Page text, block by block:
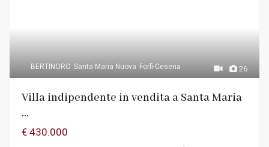
26
BERTINORO Santa Maria Nuova Forlì-Cesena
Villa indipendente in vendita a Santa Maria
...
€ 430.000